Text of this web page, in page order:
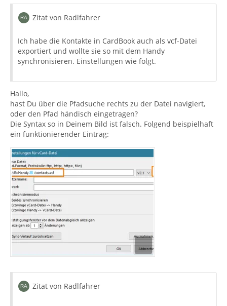
Zitat von Radlfahrer
Ich habe die Kontakte in CardBook auch als vcf-Datei
exportiert und wollte sie so mit dem Handy
synchronisieren. Einstellungen wie folgt.
Hallo,
hast Du über die Pfadsuche rechts zu der Datei navigiert,
oder den Pfad händisch eingetragen?
Die Syntax so in Deinem Bild ist falsch. Folgend beispielhaft
ein funktionierender Eintrag:
Zitat von Radlfahrer